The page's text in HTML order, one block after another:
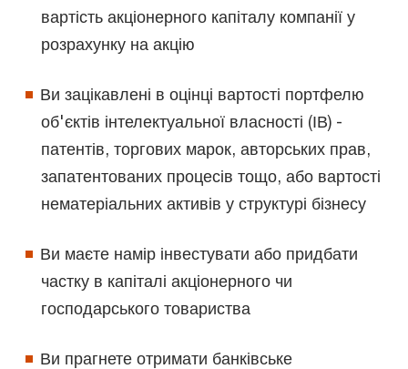
вартість акціонерного капіталу компанії у
розрахунку на акцію
Ви зацікавлені в оцінці вартості портфелю
об'єктів інтелектуальної власності (ІВ) -
патентів, торгових марок, авторських прав,
запатентованих процесів тощо, або вартості
нематеріальних активів у структурі бізнесу
Ви маєте намір інвестувати або придбати
частку в капіталі акціонерного чи
господарського товариства
Ви прагнете отримати банківське